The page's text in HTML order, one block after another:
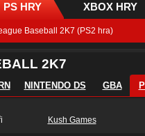
PS HRY XBOX HRY
Baseball 2K7 (PS2 hra)
2K7
NINTENDO DS GBA
Kush Games